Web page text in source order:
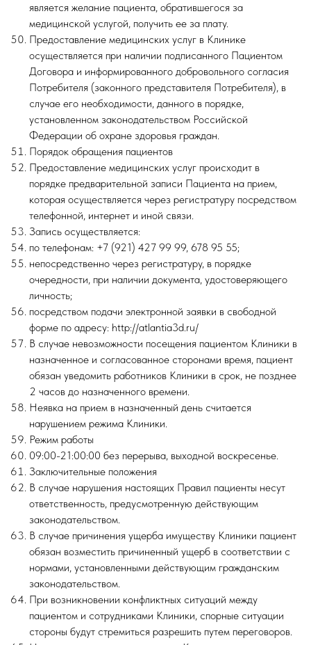
является желание пациента, обратившегося за
медицинской услугой, получить ее за плату.
Предоставление медицинских услуг в Клинике
осуществляется при наличии подписанного Пациентом
Договора и информированного добровольного согласия
Потребителя (законного представителя Потребителя), в
случае его необходимости, данного в порядке,
установленном законодательством Российской
Федерации об охране здоровья граждан.
Порядок обращения пациентов
Предоставление медицинских услуг происходит в
порядке предварительной записи Пациента на прием,
которая осуществляется через регистратуру посредством
телефонной, интернет и иной связи.
Запись осуществляется:
по телефонам: +7 (921) 427 99 99, 678 95 55;
непосредственно через регистратуру, в порядке
очередности, при наличии документа, удостоверяющего
личность;
посредством подачи электронной заявки в свободной
форме по адресу: http://atlantia3d.ru/
В случае невозможности посещения пациентом Клиники в
назначенное и согласованное сторонами время, пациент
обязан уведомить работников Клиники в срок, не позднее
2 часов до назначенного времени.
Неявка на прием в назначенный день считается
нарушением режима Клиники.
Режим работы
09:00-21:00:00 без перерыва, выходной воскресенье.
Заключительные положения
В случае нарушения настоящих Правил пациенты несут
ответственность, предусмотренную действующим
законодательством.
В случае причинения ущерба имуществу Клиники пациент
обязан возместить причиненный ущерб в соответствии с
нормами, установленными действующим гражданским
законодательством.
При возникновении конфликтных ситуаций между
пациентом и сотрудниками Клиники, спорные ситуации
стороны будут стремиться разрешить путем переговоров.